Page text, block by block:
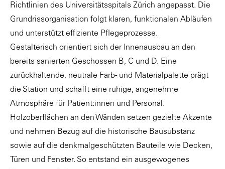
Richtlinien des Universitätsspitals Zürich angepasst. Die
Grundrissorganisation folgt klaren, funktionalen Abläufen
und unterstützt effiziente Pflegeprozesse.
Gestalterisch orientiert sich der Innenausbau an den
bereits sanierten Geschossen B, C und D. Eine
zurückhaltende, neutrale Farb- und Materialpalette prägt
die Station und schafft eine ruhige, angenehme
Atmosphäre für Patient:innen und Personal.
Holzoberflächen an den Wänden setzen gezielte Akzente
und nehmen Bezug auf die historische Bausubstanz
sowie auf die denkmalgeschützten Bauteile wie Decken,
Türen und Fenster. So entstand ein ausgewogenes